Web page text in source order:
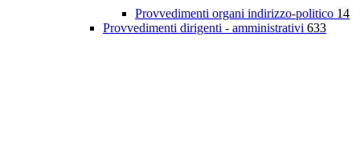
Provvedimenti organi indirizzo-politico 14
Provvedimenti dirigenti - amministrativi 633